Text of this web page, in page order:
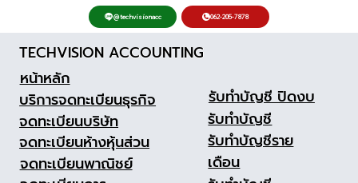
ยื่นประกันสังคม นายจ้างใหม่ ลงทะเบียน เข้า
ใช้งาน e-Service ครั้งแรกอย่างไรให้ผ่าน
ง่ายๆ พร้อมอัปเดตขั้นตอนปี 2569
@techvisionacc 062-205-7878
TECHVISION ACCOUNTING
หน้าหลัก
บริการจดทะเบียนธุรกิจ
จดทะเบียนบริษัท
จดทะเบียนห้างหุ้นส่วน
จดทะเบียนพาณิชย์
รับทำบัญชี ปิดงบ
รับทำบัญชี
รับทำบัญชีราย
เดือน